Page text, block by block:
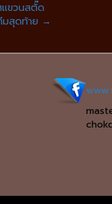
แขวนสตั๊ด
สุดท้าย →